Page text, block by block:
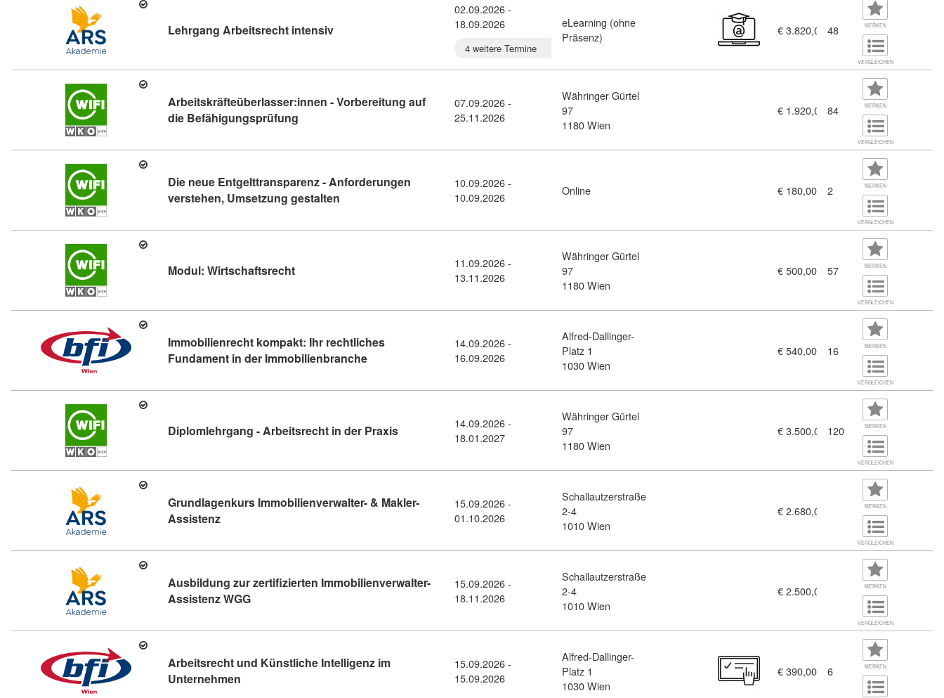
Lehrgang Arbeitsrecht intensivKursdetail: Lehrgang Arbeitsrecht intensiv (795367)
02.09.2026 -
18.09.2026
4 weitere Termine
eLearning (ohne
Präsenz)
€ 3.820,00 48 MERKEN
VERGLEICHEN
Arbeitskräfteüberlasser:innen - Vorbereitung auf
die Befähigungsprüfung Kursdetail: Arbeitskräfteüberlasser:innen - Vorbereitung auf die Befähigungsprüfung (11380906)
07.09.2026 -
25.11.2026
Währinger Gürtel
97
1180 Wien
€ 1.920,00 84 MERKEN
VERGLEICHEN
Die neue Entgelttransparenz - Anforderungen
verstehen, Umsetzung gestalten Kursdetail: Die neue Entgelttransparenz - Anforderungen verstehen, Umsetzung gestalten (11379640)
10.09.2026 -
10.09.2026
Online € 180,00 2 MERKEN
VERGLEICHEN
Modul: WirtschaftsrechtKursdetail: Modul: Wirtschaftsrecht (11379366)
11.09.2026 -
13.11.2026
Währinger Gürtel
97
1180 Wien
€ 500,00 57 MERKEN
VERGLEICHEN
Immobilienrecht kompakt: Ihr rechtliches
Fundament in der ImmobilienbrancheKursdetail: Immobilienrecht kompakt: Ihr rechtliches Fundament in der Immobilienbranche (11459350)
14.09.2026 -
16.09.2026
Alfred-Dallinger-
Platz 1
1030 Wien
€ 540,00 16 MERKEN
VERGLEICHEN
Diplomlehrgang - Arbeitsrecht in der Praxis Kursdetail: Diplomlehrgang - Arbeitsrecht in der Praxis (11381285)
14.09.2026 -
18.01.2027
Währinger Gürtel
97
1180 Wien
€ 3.500,00 120 MERKEN
VERGLEICHEN
Grundlagenkurs Immobilienverwalter- & Makler-
AssistenzKursdetail: Grundlagenkurs Immobilienverwalter- & Makler-Assistenz (10353825)
15.09.2026 -
01.10.2026
Schallautzerstraße
2-4
1010 Wien
€ 2.680,00 MERKEN
VERGLEICHEN
Ausbildung zur zertifizierten Immobilienverwalter-
Assistenz WGGKursdetail: Ausbildung zur zertifizierten Immobilienverwalter-Assistenz WGG (10353802)
15.09.2026 -
18.11.2026
Schallautzerstraße
2-4
1010 Wien
€ 2.500,00 MERKEN
VERGLEICHEN
Arbeitsrecht und Künstliche Intelligenz im
Unternehmen Kursdetail: Arbeitsrecht und Künstliche Intelligenz im Unternehmen (11459469)
15.09.2026 -
15.09.2026
Alfred-Dallinger-
Platz 1
1030 Wien
€ 390,00 6 MERKEN